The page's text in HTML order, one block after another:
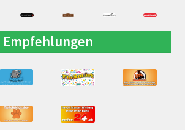
Empfehlungen